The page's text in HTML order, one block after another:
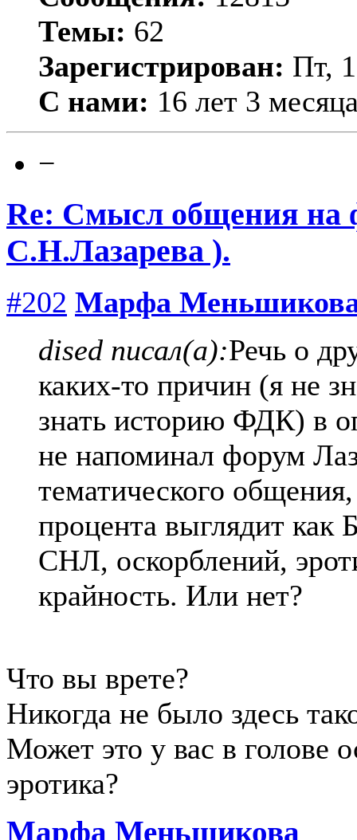
Темы: 62
Зарегистрирован: Пт,
С нами: 16 лет 3
−
Re: Смысл общения на
С.Н.Лазарева ).
#202 Марфа
dised писал(а):Речь о
каких-то причин (я не
знать историю ФДК) в
не напоминал форум
тематического
процента выглядит как
СНЛ, оскорблений,
крайность. Или нет?
Что вы врете?
Никогда не было здесь
Может это у вас в голове
эротика?
Марфа Меньшикова